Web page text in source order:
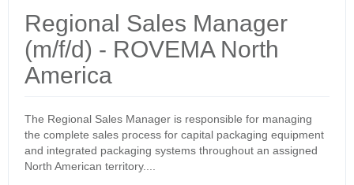
Regional Sales Manager
(m/f/d) - ROVEMA North
America
The Regional Sales Manager is responsible for managing
the complete sales process for capital packaging equipment
and integrated packaging systems throughout an assigned
North American territory....